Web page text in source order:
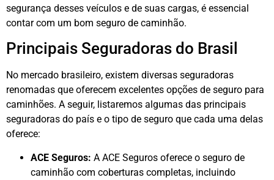
segurança desses veículos e de suas cargas, é essencial
contar com um bom seguro de caminhão.
Principais Seguradoras do Brasil
No mercado brasileiro, existem diversas seguradoras
renomadas que oferecem excelentes opções de seguro para
caminhões. A seguir, listaremos algumas das principais
seguradoras do país e o tipo de seguro que cada uma delas
oferece:
ACE Seguros: A ACE Seguros oferece o seguro de
caminhão com coberturas completas, incluindo